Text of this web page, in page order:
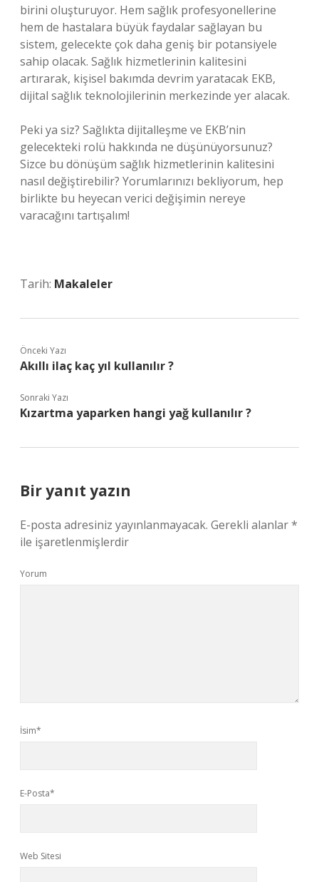
birini oluşturuyor. Hem sağlık profesyonellerine
hem de hastalara büyük faydalar sağlayan bu
sistem, gelecekte çok daha geniş bir potansiyele
sahip olacak. Sağlık hizmetlerinin kalitesini
artırarak, kişisel bakımda devrim yaratacak EKB,
dijital sağlık teknolojilerinin merkezinde yer alacak.
Peki ya siz? Sağlıkta dijitalleşme ve EKB’nin
gelecekteki rolü hakkında ne düşünüyorsunuz?
Sizce bu dönüşüm sağlık hizmetlerinin kalitesini
nasıl değiştirebilir? Yorumlarınızı bekliyorum, hep
birlikte bu heyecan verici değişimin nereye
varacağını tartışalım!
Tarih: Makaleler
Önceki Yazı
Akıllı ilaç kaç yıl kullanılır ?
Sonraki Yazı
Kızartma yaparken hangi yağ kullanılır ?
Bir yanıt yazın
E-posta adresiniz yayınlanmayacak. Gerekli alanlar*
ile işaretlenmişlerdir
Yorum
İsim*
E-Posta*
Web Sitesi